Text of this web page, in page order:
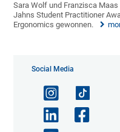
Sara Wolf und Franzisca
Jahns Student Practitioner
Ergonomics gewonnen.
Social Media